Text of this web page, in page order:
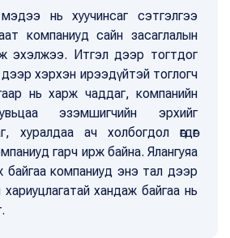
нь хуучинсаг сэтгэлгээ
компаниуд сайн засаглалын
эхэлжээ. Итгэл дээр тогтдог
дээр хэрхэн ирээдүйтэй тоглогч
нь харж чаддаг, компанийн
эзэмшигчийн эрхийг
хуралдаа ач холбогдол өгдөг
гарч ирж байна. Ялангуяа
компаниуд энэ тал дээр
хандаж байгаа нь